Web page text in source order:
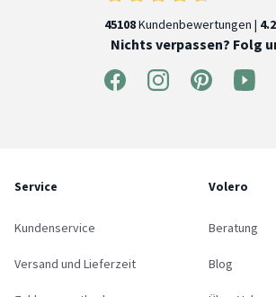
45108Kundenbewertungen |
Nichts verpassen? Folg
Service
Kundenservice
Versand und Lieferzeit
Volero
Beratung
Blog